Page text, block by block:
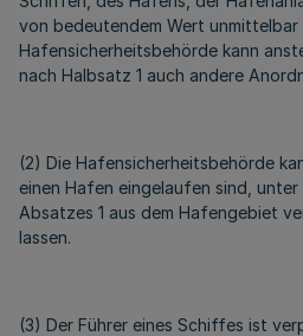
von bedeutendem Wert
Hafensicherheitsbehörde kann
nach Halbsatz 1 auch andere
(2) Die Hafensicherheitsbehörde
einen Hafen eingelaufen sind,
Absatzes 1 aus dem Hafengebiet
lassen.
(3) Der Führer eines Schiffes ist